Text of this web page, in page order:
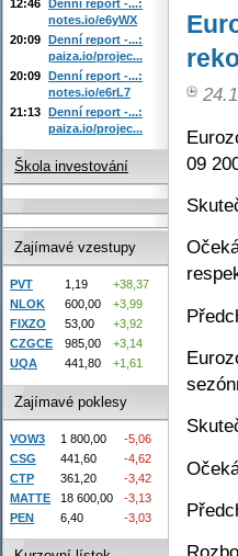
09
12:46 Denní report -...:
notes.io/e6yWX
20:09 Denní report -...:
paiza.io/projec...
20:09 Denní report -...:
notes.io/e6rL7
21:13 Denní report -...:
paiza.io/projec...
Škola investování
Zajímavé vzestupy
PVT 1,19
+38,37
NLOK
600,00
+3,99
FIXZO
53,00
+3,92
CZGCE
985,00
+3,14
UQA
441,80 +1,61
Zajímavé poklesy
VOW3 1 800,00
-5,06
CSG
441,60
-4,62
CTP
361,20
-3,42
MATTE
18 600,00
-3,13
PEN
6,40 -3,03